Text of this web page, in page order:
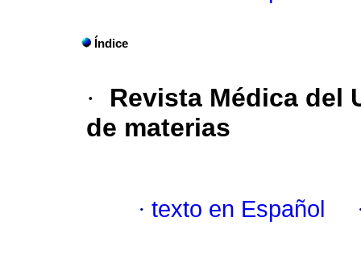
Índice
·
Revista Médica del
de materias
· texto en Español